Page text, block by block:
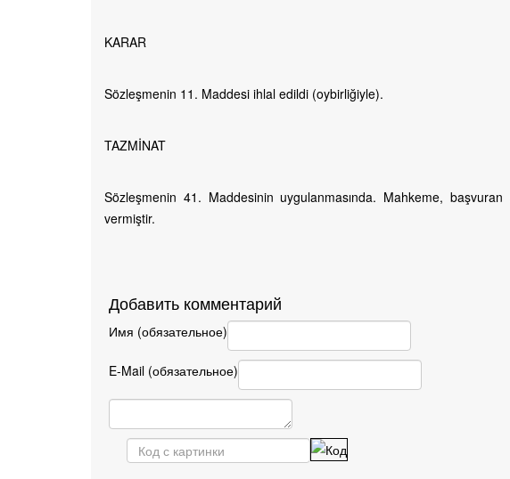
KARAR
Sözleşmenin 11. Maddesi ihlal edildi (oybirliğiyle).
TAZMİNAT
Sözleşmenin 41. Maddesinin uygulanmasında. Mahkeme,
vermiştir.
Добавить комментарий
Имя (обязательное)
E-Mail (обязательное)